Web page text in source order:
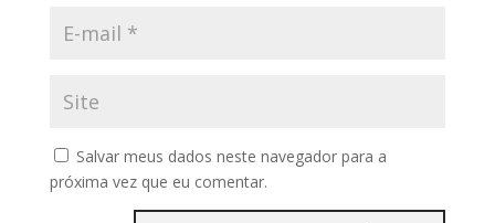
Salvar meus dados neste navegador para a
próxima vez que eu comentar.